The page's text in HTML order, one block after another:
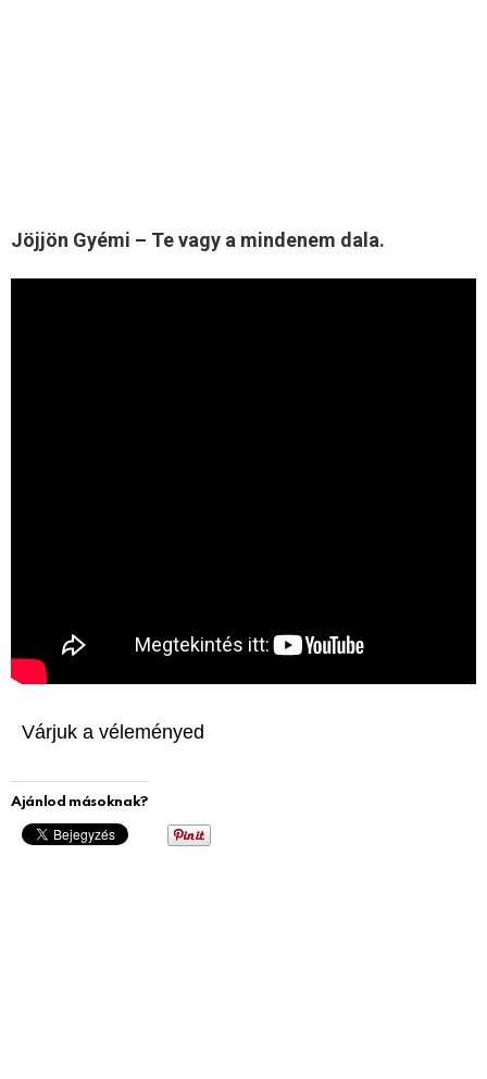
Jöjjön Gyémi – Te vagy a mindenem dala.
Várjuk a véleményed
Ajánlod másoknak?